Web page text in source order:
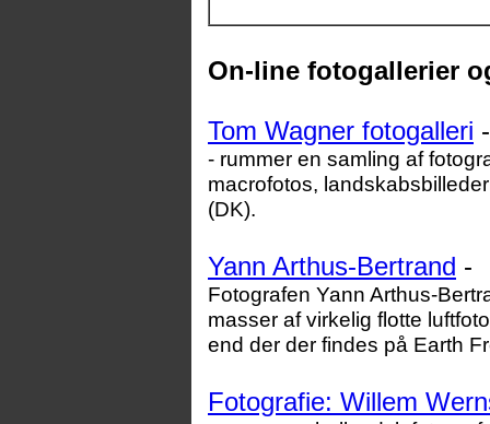
On-line fotogallerier
Tom Wagner fotogalleri -
- rummer en samling af
macrofotos,
(DK).
Yann Arthus-Bertrand -
Fotografen Yann Arthus-
masser af virkelig flotte
end der der findes på Earth
Fotografie: Willem